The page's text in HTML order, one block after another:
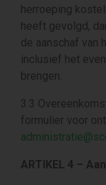
herroeping
heeft gevolgd,
de aanschaf van
inclusief het
brengen.
3.3
formulier voor
ARTIKEL 4 –